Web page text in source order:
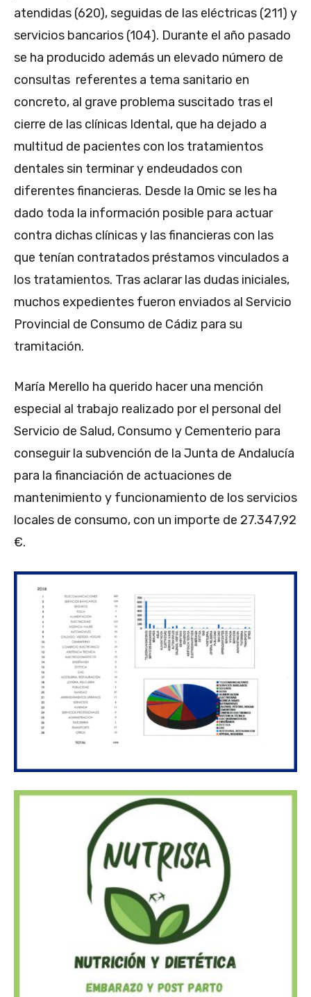
atendidas (620), seguidas de las eléctricas (211) y
servicios bancarios (104). Durante el año pasado
se ha producido además un elevado número de
consultas referentes a tema sanitario en
concreto, al grave problema suscitado tras el
cierre de las clínicas Idental, que ha dejado a
multitud de pacientes con los tratamientos
dentales sin terminar y endeudados con
diferentes financieras. Desde la Omic se les ha
dado toda la información posible para actuar
contra dichas clínicas y las financieras con las
que tenían contratados préstamos vinculados a
los tratamientos. Tras aclarar las dudas iniciales,
muchos expedientes fueron enviados al Servicio
Provincial de Consumo de Cádiz para su
tramitación.
María Merello ha querido hacer una mención
especial al trabajo realizado por el personal del
Servicio de Salud, Consumo y Cementerio para
conseguir la subvención de la Junta de Andalucía
para la financiación de actuaciones de
mantenimiento y funcionamiento de los servicios
locales de consumo, con un importe de 27.347,92
€.